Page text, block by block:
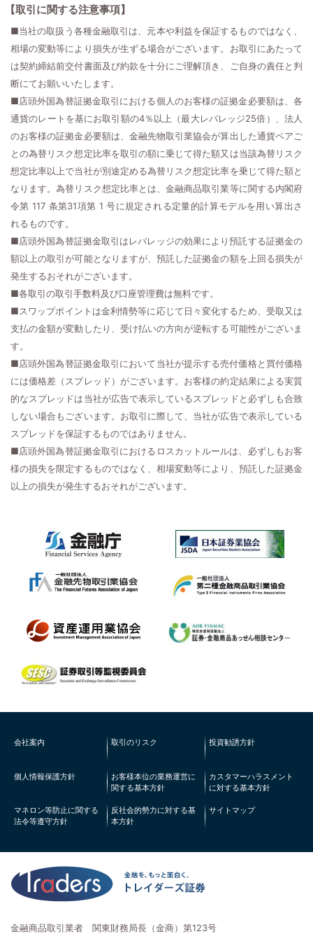
【取引に関する注意事項】
■当社の取扱う各種金融取引は、元本や利益を保証するものではなく、
相場の変動等により損失が生ずる場合がございます。お取引にあたって
は契約締結前交付書面及び約款を十分にご理解頂き、ご自身の責任と判
断にてお願いいたします。
■店頭外国為替証拠金取引における個人のお客様の証拠金必要額は、各
通貨のレートを基にお取引額の4％以上（最大レバレッジ25倍）、法人
のお客様の証拠金必要額は、金融先物取引業協会が算出した通貨ペアご
との為替リスク想定比率を取引の額に乗じて得た額又は当該為替リスク
想定比率以上で当社が別途定める為替リスク想定比率を乗じて得た額と
なります。為替リスク想定比率とは、金融商品取引業等に関する内閣府
令第 117 条第31項第 1 号に規定される定量的計算モデルを用い算出さ
れるものです。
■店頭外国為替証拠金取引はレバレッジの効果により預託する証拠金の
額以上の取引が可能となりますが、預託した証拠金の額を上回る損失が
発生するおそれがございます。
■各取引の取引手数料及び口座管理費は無料です。
■スワップポイントは金利情勢等に応じて日々変化するため、受取又は
支払の金額が変動したり、受け払いの方向が逆転する可能性がございま
す。
■店頭外国為替証拠金取引において当社が提示する売付価格と買付価格
には価格差（スプレッド）がございます。お客様の約定結果による実質
的なスプレッドは当社が広告で表示しているスプレッドと必ずしも合致
しない場合もございます。お取引に際して、当社が広告で表示している
スプレッドを保証するものではありません。
■店頭外国為替証拠金取引におけるロスカットルールは、必ずしもお客
様の損失を限定するものではなく、相場変動等により、預託した証拠金
以上の損失が発生するおそれがございます。
会社案内 取引のリスク 投資勧誘方針
個人情報保護方針
お客様本位の業務運営に
関する基本方針
カスタマーハラスメント
に対する基本方針
マネロン等防止に関する
法令等遵守方針
反社会的勢力に対する基
本方針
サイトマップ
金融商品取引業者 関東財務局長（金商）第123号